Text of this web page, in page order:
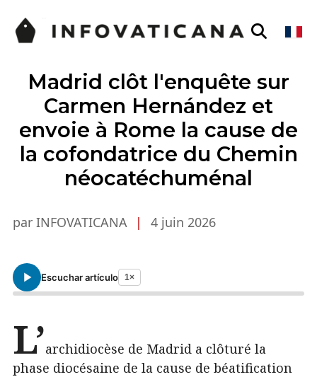
Madrid clôt l'enquête sur
Carmen Hernández et
envoie à Rome la cause de
la cofondatrice du Chemin
néocatéchuménal
par INFOVATICANA | 4 juin 2026
Escuchar artículo 1×
L’archidiocèse de Madrid a clôturé la
phase diocésaine de la cause de béatification